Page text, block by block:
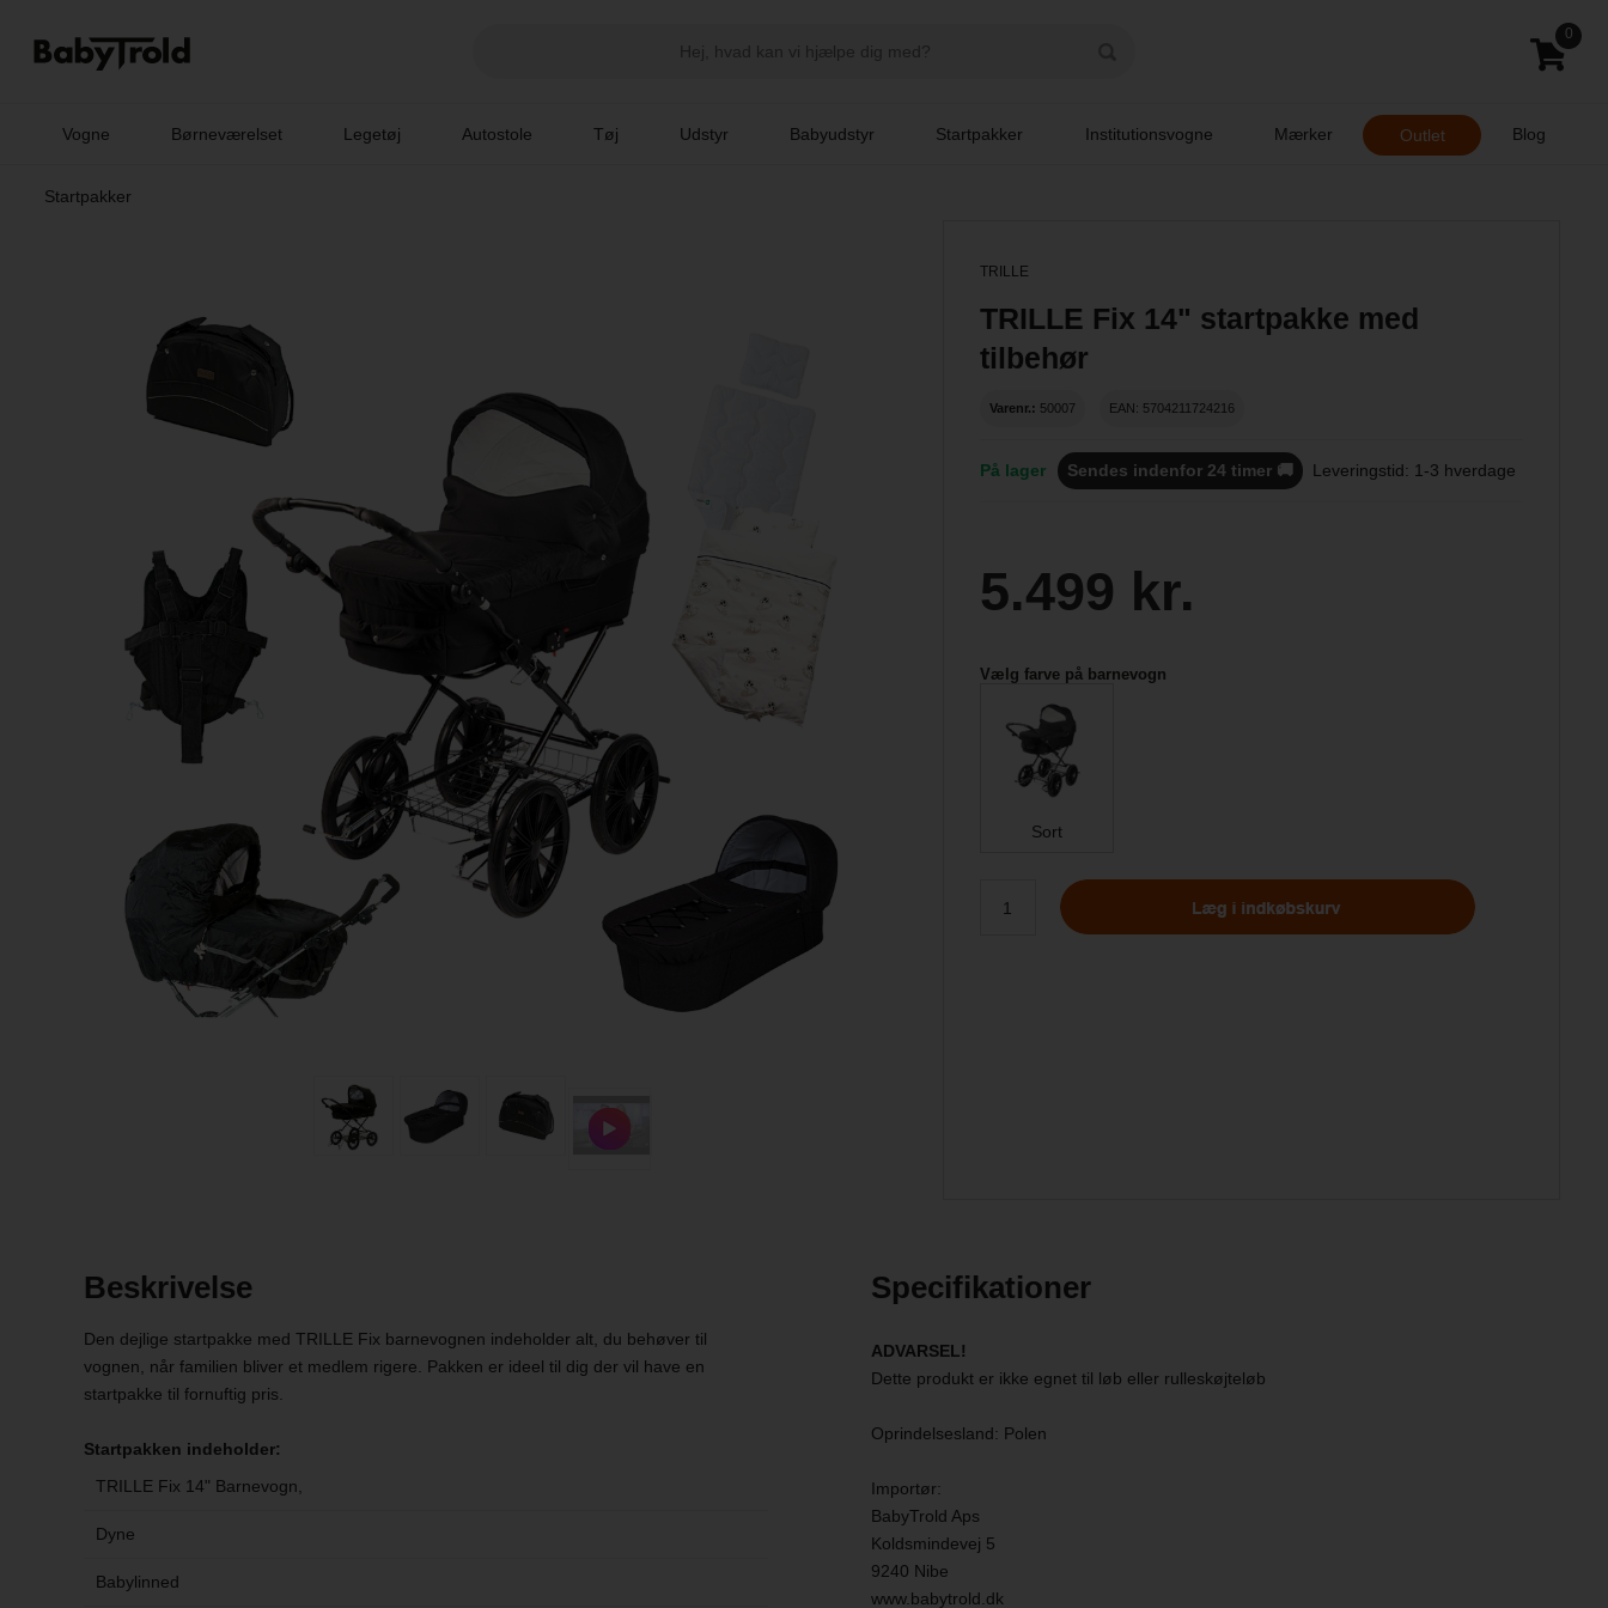
0
Vogne Børneværelset Legetøj Autostole Tøj Udstyr Babyudstyr Startpakker Institutionsvogne Mærker Outlet Blog
Startpakker
TRILLE
TRILLE Fix 14" startpakke med
tilbehør
Varenr.: 50007 EAN: 5704211724216
På lager Sendes indenfor 24 timer 🚚 Leveringstid: 1-3 hverdage
5.499 kr.
Vælg farve på barnevogn
Sort
Beskrivelse
Den dejlige startpakke med TRILLE Fix barnevognen indeholder alt, du behøver til
vognen, når familien bliver et medlem rigere. Pakken er ideel til dig der vil have en
startpakke til fornuftig pris.
Startpakken indeholder:
TRILLE Fix 14" Barnevogn,
Dyne
Babylinned
Specifikationer
ADVARSEL!
Dette produkt er ikke egnet til løb eller rulleskøjteløb
Oprindelsesland: Polen
Importør:
BabyTrold Aps
Koldsmindevej 5
9240 Nibe
www.babytrold.dk